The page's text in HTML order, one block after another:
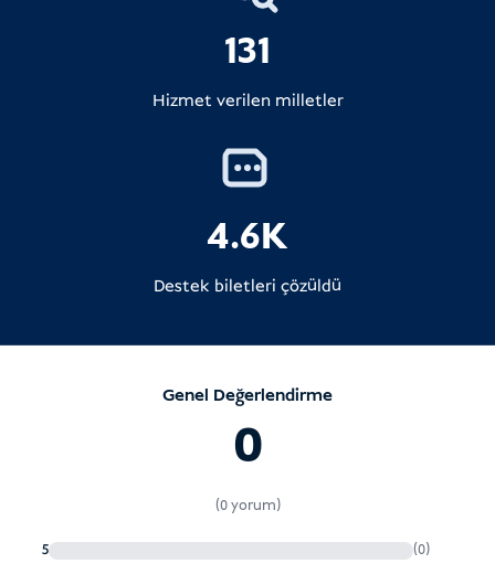
131
Hizmet verilen milletler
4.6K
Destek biletleri çözüldü
Genel Değerlendirme
0
(0 yorum)
5 (0)